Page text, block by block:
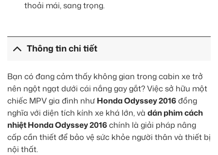
thoải mái, sang trọng.
Thông tin chi tiết
Bạn có đang cảm thấy không gian trong cabin xe trở
nên ngột ngạt dưới cái nắng gay gắt? Việc sở hữu một
chiếc MPV gia đình như Honda Odyssey 2016đồng
nghĩa với diện tích kính xe khá lớn, và dán phim cách
nhiệt Honda Odyssey 2016chính là giải pháp nâng
cấp cần thiết để bảo vệ sức khỏe người thân và thiết bị
nội thất.